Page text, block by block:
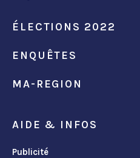
ÉLECTIONS 2022
ENQUÊTES
MA-REGION
AIDE & INFOS
Publicité